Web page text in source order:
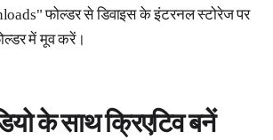
फोल्डर से डिवाइस के इंटरनल स्टोरेज पर
में मूव करें।
के साथ क्रिएटिव बनें